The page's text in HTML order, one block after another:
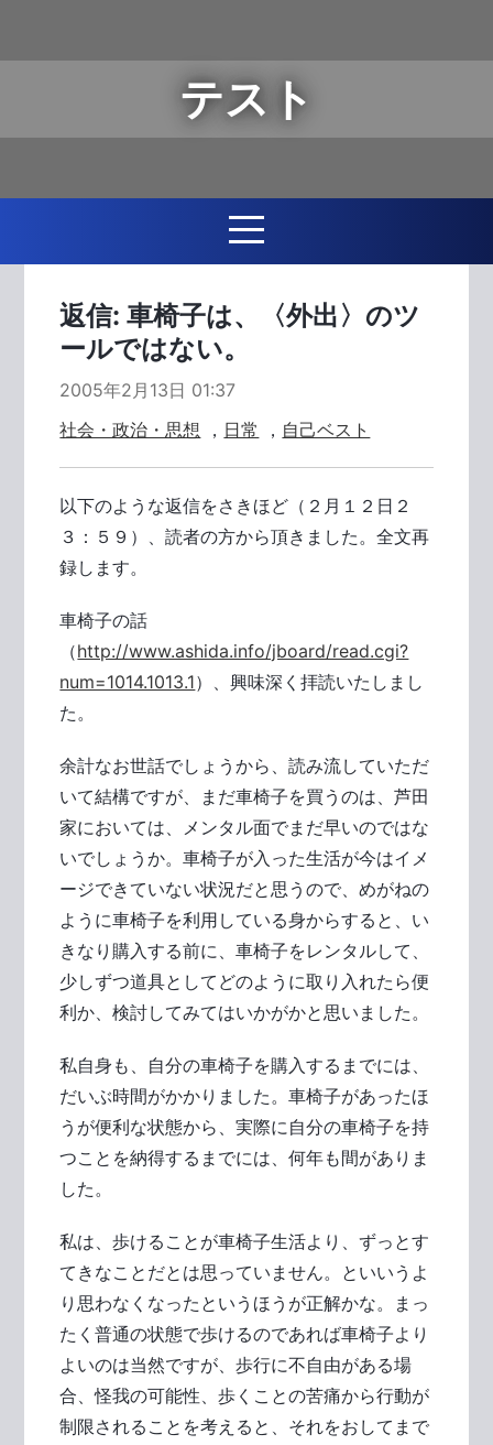
テスト
返信: 車椅子は、〈外出〉のツ
ールではない。
2005年2月13日 01:37
社会・政治・思想 ， 日常 ， 自己ベスト
以下のような返信をさきほど（２月１２日２
３：５９）、読者の方から頂きました。全文再
録します。
車椅子の話
（http://www.ashida.info/jboard/read.cgi?
num=1014.1013.1）、興味深く拝読いたしまし
た。
余計なお世話でしょうから、読み流していただ
いて結構ですが、まだ車椅子を買うのは、芦田
家においては、メンタル面でまだ早いのではな
いでしょうか。車椅子が入った生活が今はイメ
ージできていない状況だと思うので、めがねの
ように車椅子を利用している身からすると、い
きなり購入する前に、車椅子をレンタルして、
少しずつ道具としてどのように取り入れたら便
利か、検討してみてはいかがかと思いました。
私自身も、自分の車椅子を購入するまでには、
だいぶ時間がかかりました。車椅子があったほ
うが便利な状態から、実際に自分の車椅子を持
つことを納得するまでには、何年も間がありま
した。
私は、歩けることが車椅子生活より、ずっとす
てきなことだとは思っていません。といいうよ
り思わなくなったというほうが正解かな。まっ
たく普通の状態で歩けるのであれば車椅子より
よいのは当然ですが、歩行に不自由がある場
合、怪我の可能性、歩くことの苦痛から行動が
制限されることを考えると、それをおしてまで